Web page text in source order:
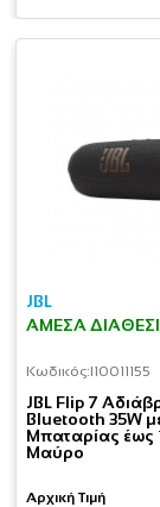
JBL
ΆΜΕΣΑ
Κωδικός:I10011155
JBL Flip 7
Bluetooth 35W
Μπαταρίας έως
Μαύρο
Αρχική Τιμή